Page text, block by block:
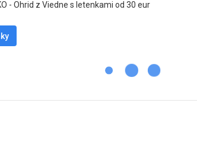
- Ohrid z Viedne s letenkami od 30 eur